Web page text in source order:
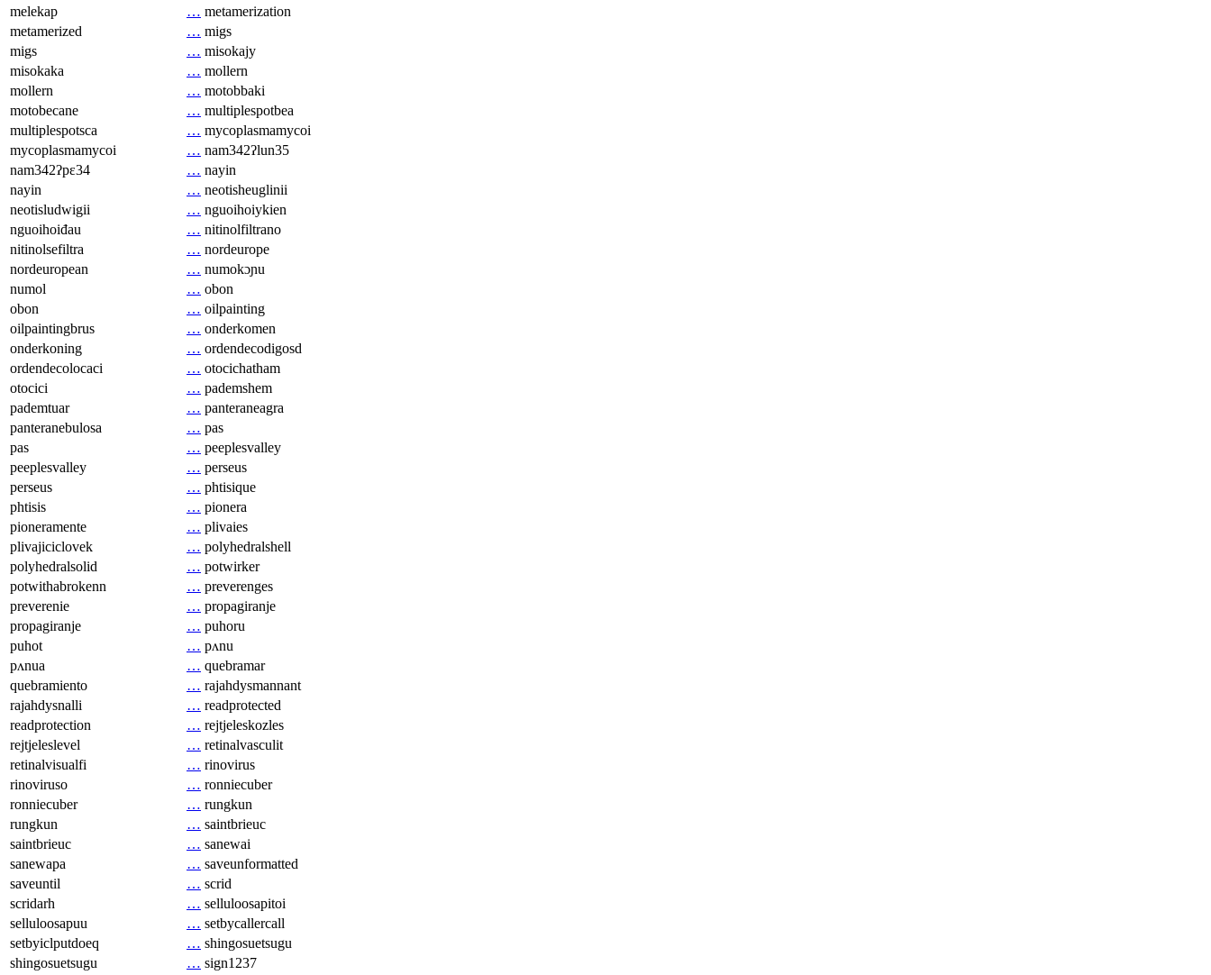
melekap
… metamerization
metamerized
… migs
migs
… misokajy
misokaka
… mollern
mollern
… motobbaki
motobecane
… multiplespotbea
multiplespotsca
… mycoplasmamycoi
mycoplasmamycoi
… nam342ʔlun35
nam342ʔpɛ34
… nayin
nayin
… neotisheuglinii
neotisludwigii
… nguoihoiykien
nguoihoiđau
… nitinolfiltrano
nitinolsefiltra
… nordeurope
nordeuropean
… numokɔɲu
numol
… obon
obon
… oilpainting
oilpaintingbrus
… onderkomen
onderkoning
… ordendecodigosd
ordendecolocaci
… otocichatham
otocici
… pademshem
pademtuar
… panteraneagra
panteranebulosa
… pas
pas
… peeplesvalley
peeplesvalley
… perseus
perseus
… phtisique
phtisis
… pionera
pioneramente
… plivaies
plivajiciclovek
… polyhedralshell
polyhedralsolid
… potwirker
potwithabrokenn
… preverenges
preverenie
… propagiranje
propagiranje
… puhoru
puhot
… pʌnu
pʌnua
… quebramar
quebramiento
… rajahdysmannant
rajahdysnalli
… readprotected
readprotection
… rejtjeleskozles
rejtjeleslevel
… retinalvasculit
retinalvisualfi
… rinovirus
rinoviruso
… ronniecuber
ronniecuber
… rungkun
rungkun
… saintbrieuc
saintbrieuc
… sanewai
sanewapa
… saveunformatted
saveuntil
… scrid
scridarh
… selluloosapitoi
selluloosapuu
… setbycallercall
setbyiclputdoeq
… shingosuetsugu
shingosuetsugu
… sign1237